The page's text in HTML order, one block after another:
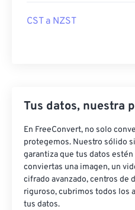
CST a NZST
Tus datos, nuestra
En FreeConvert, no solo
protegemos. Nuestro sólido
garantiza que tus datos
conviertas una imagen, un
cifrado avanzado, centros de
riguroso, cubrimos todos los
tus datos.